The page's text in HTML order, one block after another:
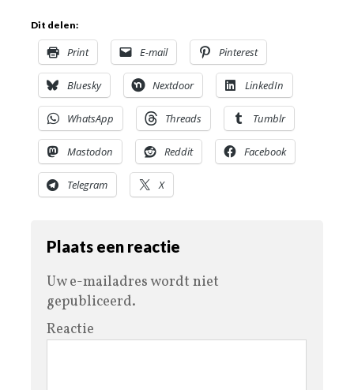
Dit delen:
Print E-mail Pinterest
Bluesky Nextdoor LinkedIn
WhatsApp Threads Tumblr
Mastodon Reddit Facebook
Telegram X
Plaats een reactie
Uw e-mailadres wordt niet
gepubliceerd.
Reactie